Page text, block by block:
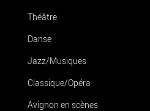
Théâtre
Danse
Jazz/Musiques
Classique/Opéra
Avignon en scènes